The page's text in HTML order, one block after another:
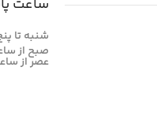
ساعت
شنبه تا
صبح از ساعت 8 الی
عصر از ساعت 17